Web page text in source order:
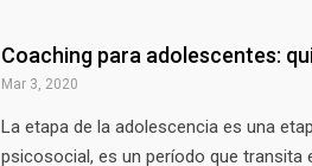
Coaching para adolescentes:
Mar 3, 2020
La etapa de la adolescencia es una
psicosocial, es un período que transita